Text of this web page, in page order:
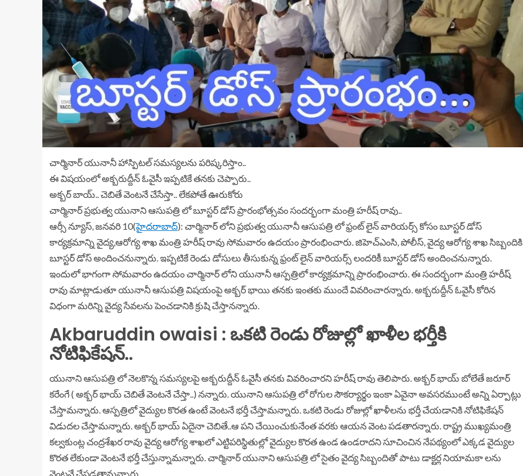
చార్మినార్ యునానీ హాస్పిటల్ సమస్యలను పరిష్కరిస్తాం..
ఈ విషయంలో అక్బరుద్దీన్ ఓవైసీ ఇప్పటికే తనకు చెప్పారు..
అక్బర్ బాయ్.. చెబితే వెంటనే చేసేస్తా.. లేకపోతే ఊరుకోరు
చార్మినార్ ప్రభుత్వ యునాని ఆసుపత్రి లో బూస్టర్ డోస్ ప్రారంభోత్సవం సందర్భంగా మంత్రి హరీష్ రావు..
ఆర్సీ న్యూస్, జనవరి 10(హైదరాబాద్): చార్మినార్ లోని ప్రభుత్వ యునానీ ఆసుపత్రి లో ఫ్రంట్ లైన్ వారియర్స్ కోసం బూస్టర్ డోస్
కార్యక్రమాన్ని వైద్య,ఆరోగ్య శాఖ మంత్రి హరీష్ రావు సోమవారం ఉదయం ప్రారంభించారు. జిహెచ్ఎంసి, పోలీస్, వైద్య ఆరోగ్య శాఖ సిబ్బందికి
బూస్టర్ డోస్ అందించనున్నారు. ఇప్పటికే రెండు డోసులు తీసుకున్న ఫ్రంట్ లైన్ వారియర్స్ లందరికీ బూస్టర్ డోస్ అందించనున్నారు.
ఇందులో భాగంగా సోమవారం ఉదయం చార్మినార్ లోని యునానీ ఆస్పత్రిలో కార్యక్రమాన్ని ప్రారంభించారు. ఈ సందర్భంగా మంత్రి హరీష్
రావు మాట్లాడుతూ యునానీ ఆసుపత్రి విషయంపై అక్బర్ భాయి తనకు ఇంతకు ముందే వివరించారన్నారు. అక్బరుద్దీన్ ఓవైసీ కోరిన
విధంగా మరిన్ని వైద్య సేవలను పెంచడానికి క్రుషి చేస్తానన్నారు.
Akbaruddin owaisi : ఒకటి రెండు రోజుల్లో ఖాళీల భర్తీకి
నోటిఫికేషన్..
యునాని ఆసుపత్రి లో నెలకొన్న సమస్యలపై అక్బరుద్దీన్ ఓవైసీ తనకు వివరించారని హరీష్ రావు తెలిపారు. అక్బర్ భాయ్ బోలేతే జరూర్
కరేంగే ( అక్బర్ భాయ్ చెబితే వెంటనే చేస్తా..) నన్నారు. యునాని ఆసుపత్రి లో రోగుల సౌకర్యార్థం ఇంకా ఏవైనా అవసరముంటే అన్ని ఏర్పాట్లు
చేస్తామన్నారు. ఆస్పత్రిలో వైద్యుల కొరత ఉంటే వెంటనే భర్తీ చేస్తామన్నారు. ఒకటి రెండు రోజుల్లో ఖాళీలను భర్తీ చేయడానికి నోటిఫికేషన్
విడుదల చేస్తామన్నారు. అక్బర్ భాయ్ ఏదైనా చెబితే..ఆ పని చేయించుకునేంత వరకు ఆయన వెంట పడతారన్నారు. రాష్ట్ర ముఖ్యమంత్రి
కల్వకుంట్ల చంద్రశేఖర రావు వైద్య ఆరోగ్య శాఖలో ఎట్టిపరిస్థితుల్లో వైద్యుల కొరత ఉండ ఉండరాదని సూచించిన నేపథ్యంలో ఎక్కడ వైద్యుల
కొరత లేకుండా వెంటనే భర్తీ చేస్తున్నామన్నారు. చార్మినార్ యునాని ఆసుపత్రి లో సైతం వైద్య సిబ్బందితో పాటు డాక్టర్ల నియామకా లను
వెంటనే చేపడతామన్నారు.